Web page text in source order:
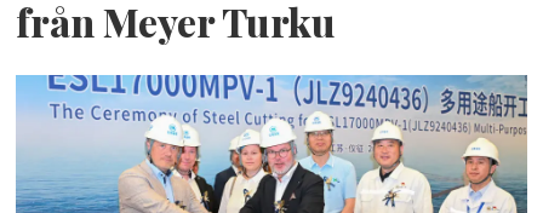
från Meyer Turku